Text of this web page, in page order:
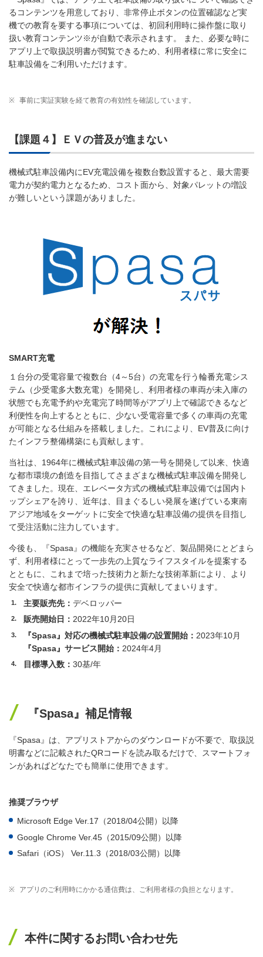
るコンテンツを用意しており、非常停止ボタンの位置確認など実
機での教育を要する事項については、初回利用時に操作盤に取り
扱い教育コンテンツ※が自動で表示されます。 また、必要な時に
アプリ上で取扱説明書が閲覧できるため、利用者様に常に安全に
駐車設備をご利用いただけます。
※ 事前に実証実験を経て教育の有効性を確認しています。
【課題４】ＥＶの普及が進まない
機械式駐車設備内にEV充電設備を複数台数設置すると、最大需要
電力が契約電力となるため、コスト面から、対象パレットの増設
が難しいという課題がありました。
SMART充電
１台分の受電容量で複数台（4～5台）の充電を行う輪番充電シス
テム（少受電多大数充電）を開発し、利用者様の車両が未入庫の
状態でも充電予約や充電完了時間等がアプリ上で確認できるなど
利便性を向上するとともに、少ない受電容量で多くの車両の充電
が可能となる仕組みを搭載しました。これにより、EV普及に向け
たインフラ整備構築にも貢献します。
当社は、1964年に機械式駐車設備の第一号を開発して以来、快適
な都市環境の創造を目指してさまざまな機械式駐車設備を開発し
てきました。現在、エレベータ方式の機械式駐車設備では国内ト
ップシェアを誇り、近年は、目まぐるしい発展を遂げている東南
アジア地域をターゲットに安全で快適な駐車設備の提供を目指し
て受注活動に注力しています。
今後も、『Spasa』の機能を充実させるなど、製品開発にとどまら
ず、利用者様にとって一歩先の上質なライフスタイルを提案する
とともに、これまで培った技術力と新たな技術革新により、より
安全で快適な都市インフラの提供に貢献してまいります。
1. 主要販売先： デベロッパー
2. 販売開始日： 2022年10月20日
3. 『Spasa』対応の機械式駐車設備の設置開始： 2023年10月
『Spasa』サービス開始： 2024年4月
4. 目標導入数： 30基/年
『Spasa』補足情報
『Spasa』は、アプリストアからのダウンロードが不要で、取扱説
明書などに記載されたQRコードを読み取るだけで、スマートフォ
ンがあればどなたでも簡単に使用できます。
推奨ブラウザ
Microsoft Edge Ver.17（2018/04公開）以降
Google Chrome Ver.45（2015/09公開）以降
Safari（iOS） Ver.11.3（2018/03公開）以降
※ アプリのご利用時にかかる通信費は、ご利用者様の負担となります。
本件に関するお問い合わせ先